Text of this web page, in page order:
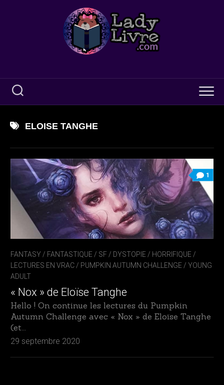
ELOISE TANGHE
1
FANTASY / FANTASTIQUE / SF / DYSTOPIE / HORRIFIQUE /
LECTURES EN VRAC / PUMPKIN AUTUMN CHALLENGE / YOUNG
ADULT
« Nox » de Eloïse Tanghe
Hello ! On continue les lectures du Pumpkin
Autumn Challenge avec « Nox » de Eloïse Tanghe
(et...
29 septembre 2020